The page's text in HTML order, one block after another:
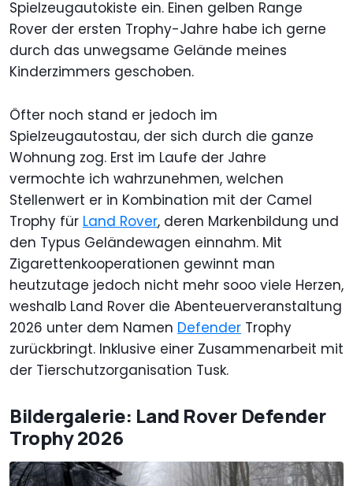
Spielzeugautokiste ein. Einen gelben Range
Rover der ersten Trophy-Jahre habe ich gerne
durch das unwegsame Gelände meines
Kinderzimmers geschoben.
Öfter noch stand er jedoch im
Spielzeugautostau, der sich durch die ganze
Wohnung zog. Erst im Laufe der Jahre
vermochte ich wahrzunehmen, welchen
Stellenwert er in Kombination mit der Camel
Trophy für Land Rover, deren Markenbildung und
den Typus Geländewagen einnahm. Mit
Zigarettenkooperationen gewinnt man
heutzutage jedoch nicht mehr sooo viele Herzen,
weshalb Land Rover die Abenteuerveranstaltung
2026 unter dem Namen Defender Trophy
zurückbringt. Inklusive einer Zusammenarbeit mit
der Tierschutzorganisation Tusk.
Bildergalerie: Land Rover Defender
Trophy 2026